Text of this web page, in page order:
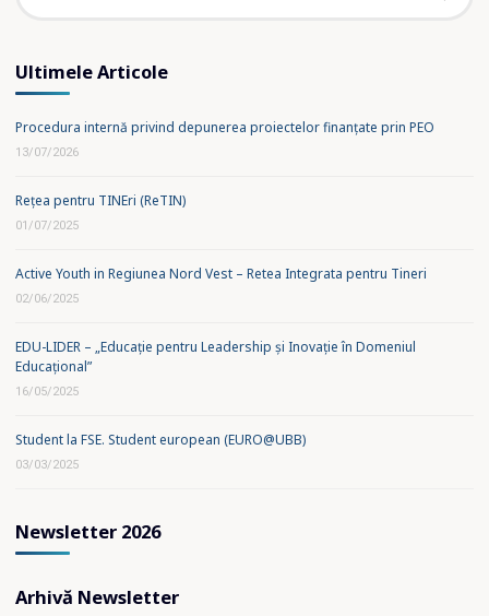
Ultimele Articole
Procedura internă privind depunerea proiectelor finanțate prin PEO
13/07/2026
Rețea pentru TINEri (ReTIN)
01/07/2025
Active Youth in Regiunea Nord Vest – Retea Integrata pentru Tineri
02/06/2025
EDU-LIDER – „Educație pentru Leadership și Inovație în Domeniul
Educațional”
16/05/2025
Student la FSE. Student european (EURO@UBB)
03/03/2025
Newsletter 2026
Arhivă Newsletter